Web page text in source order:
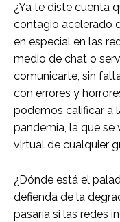
¿Ya te diste cuenta
contagio acelerado
en especial en las
medio de chat o
comunicarte, sin
con errores y
podemos calificar a
pandemia, la que se
virtual de cualquier
¿Dónde está el
defienda de la
pasaría si las redes